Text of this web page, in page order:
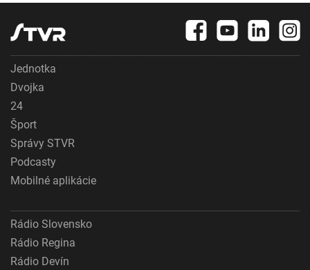
Jednotka
Dvojka
24
Šport
Správy STVR
Podcasty
Mobilné aplikácie
Rádio Slovensko
Rádio Regina
Rádio Devín